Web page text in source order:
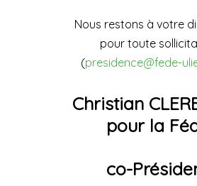
Nous restons à votre
pour toute
(presidence@fede-
Christian
pour la
co-